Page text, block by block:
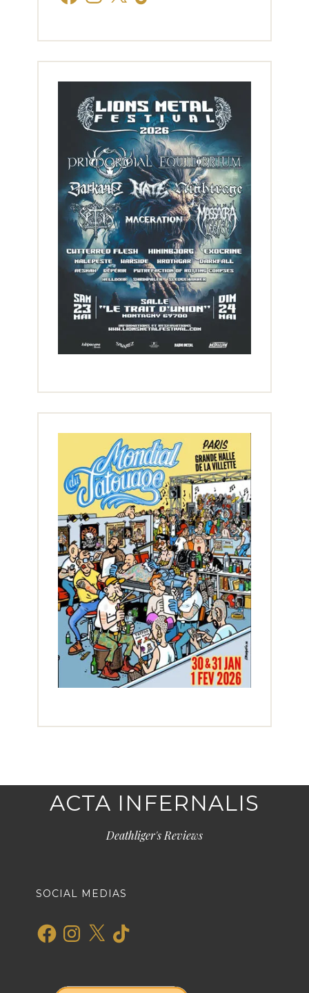
ACTA INFERNALIS
Deathliger's Reviews
SOCIAL MEDIAS
FacebookInstagram
X TikTok